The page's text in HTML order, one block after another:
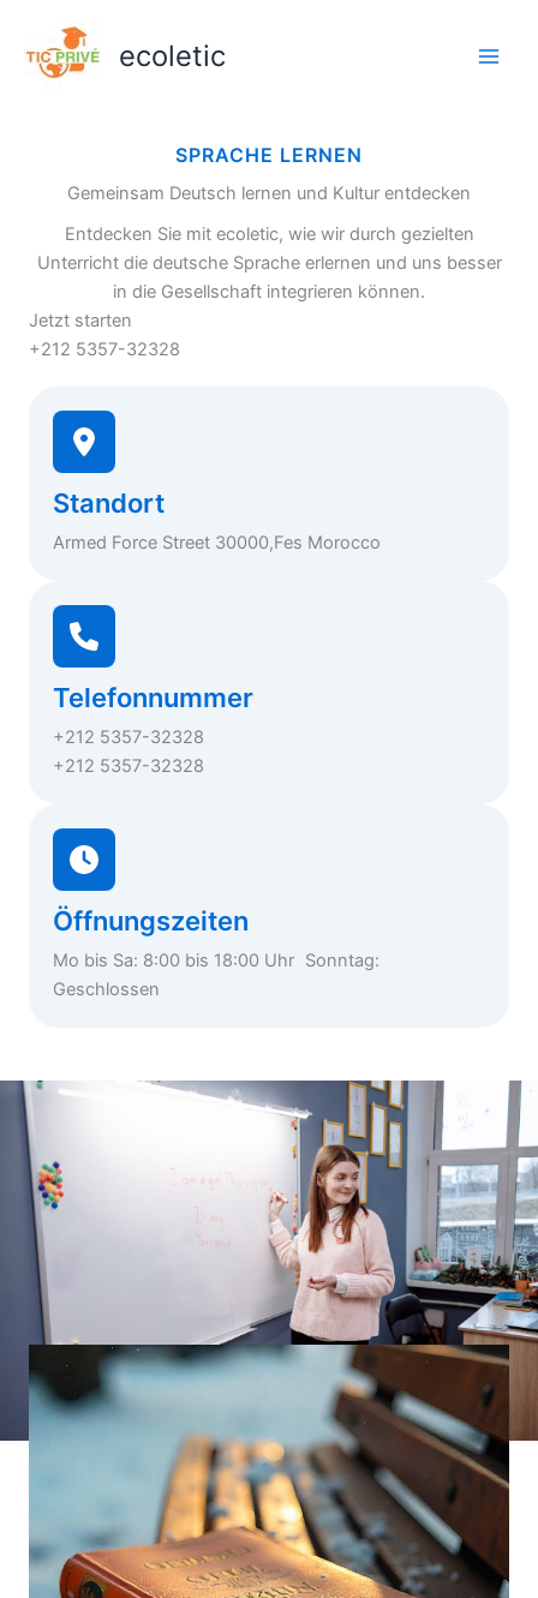
springen
ecoletic
SPRACHE LERNEN
Gemeinsam Deutsch lernen und Kultur entdecken
Entdecken Sie mit ecoletic, wie wir durch gezielten
Unterricht die deutsche Sprache erlernen und uns besser
in die Gesellschaft integrieren können.
Jetzt starten
+212 5357-32328
Standort
Armed Force Street 30000,Fes Morocco
Telefonnummer
+212 5357-32328
+212 5357-32328
Öffnungszeiten
Mo bis Sa: 8:00 bis 18:00 Uhr Sonntag:
Geschlossen